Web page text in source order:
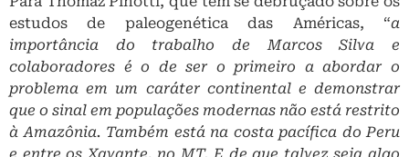
estudos de paleogenética das Américas, “a
importância do trabalho de Marcos Silva e
colaboradores é o de ser o primeiro a abordar o
problema em um caráter continental e demonstrar
que o sinal em populações modernas não está restrito
à Amazônia. Também está na costa pacífica do Peru
e entre os Xavante, no MT. E de que talvez seja algo